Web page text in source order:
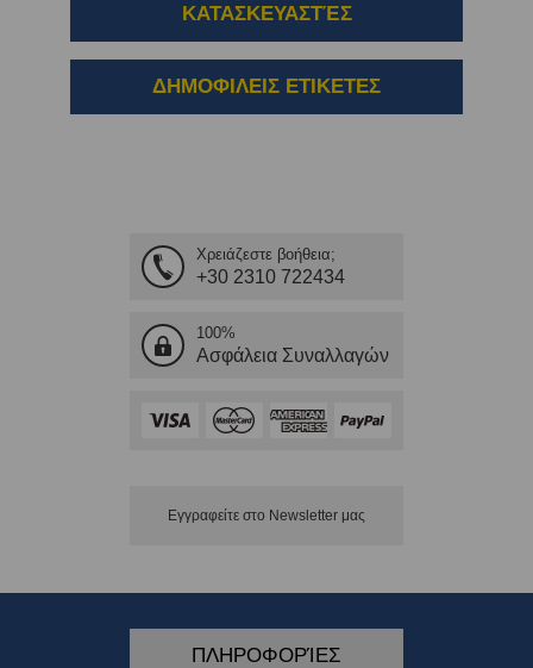
ΚΑΤΑΣΚΕΥΑΣΤΈΣ
ΔΗΜΟΦΙΛΕΙΣ ΕΤΙΚΕΤΕΣ
Χρειάζεστε βοήθεια;
+30 2310 722434
100%
Ασφάλεια Συναλλαγών
Εγγραφείτε στο Νewsletter μας
ΠΛΗΡΟΦΟΡΊΕΣ